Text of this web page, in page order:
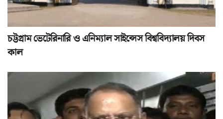
চট্টগ্রাম ভেটেরিনারি ও এনিম্যাল সাইন্সেস বিশ্ববিদ্যালয় দিবস
কাল